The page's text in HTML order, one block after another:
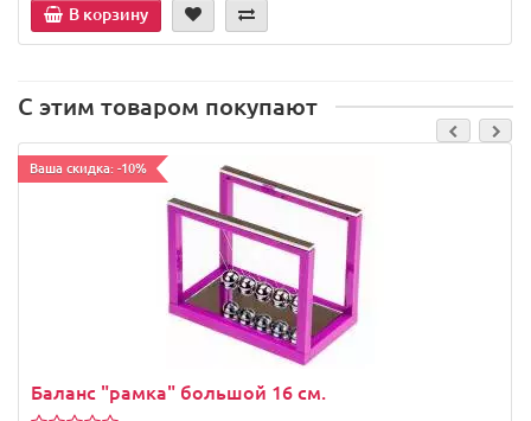
В корзину
С этим товаром покупают
Ваша скидка: -10%
Баланс "рамка" большой 16 см.